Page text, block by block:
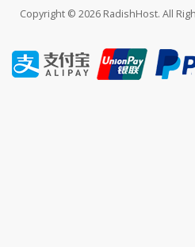
Copyright © 2026 RadishHost. All